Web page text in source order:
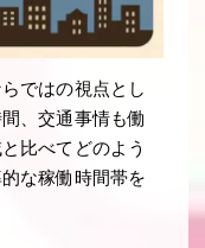
ではの視点とし
、交通事情も働
比べてどのよう
な稼働時間帯を